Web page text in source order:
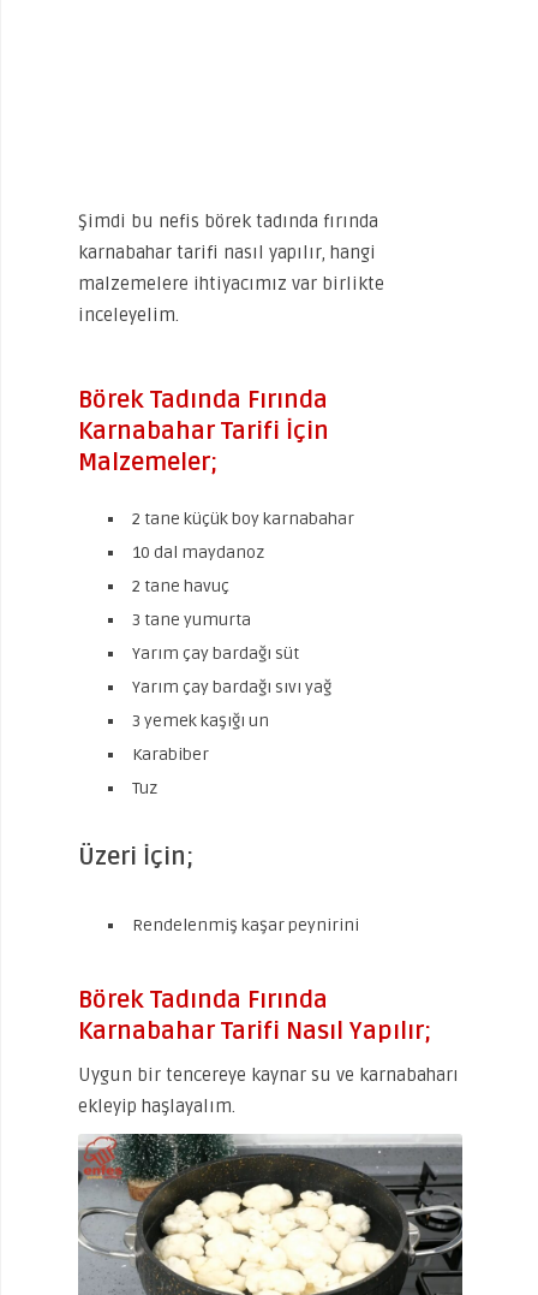
Şimdi bu nefis börek tadında fırında
karnabahar tarifi nasıl yapılır, hangi
malzemelere ihtiyacımız var birlikte
inceleyelim.
Börek Tadında Fırında
Karnabahar Tarifi İçin
Malzemeler;
2 tane küçük boy karnabahar
10 dal maydanoz
2 tane havuç
3 tane yumurta
Yarım çay bardağı süt
Yarım çay bardağı sıvı yağ
3 yemek kaşığı un
Karabiber
Tuz
Üzeri İçin;
Rendelenmiş kaşar peynirini
Börek Tadında Fırında
Karnabahar Tarifi Nasıl Yapılır;
Uygun bir tencereye kaynar su ve karnabaharı
ekleyip haşlayalım.